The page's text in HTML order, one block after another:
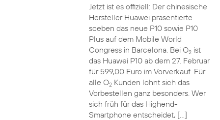
Jetzt ist es offiziell: Der chinesische
Hersteller Huawei präsentierte
soeben das neue P10 sowie P10
Plus auf dem Mobile World
Congress in Barcelona. Bei O2ist
das Huawei P10 ab dem 27. Februar
für 599,00 Euro im Vorverkauf. Für
alle O2Kunden lohnt sich das
Vorbestellen ganz besonders. Wer
sich früh für das Highend-
Smartphone entscheidet, […]